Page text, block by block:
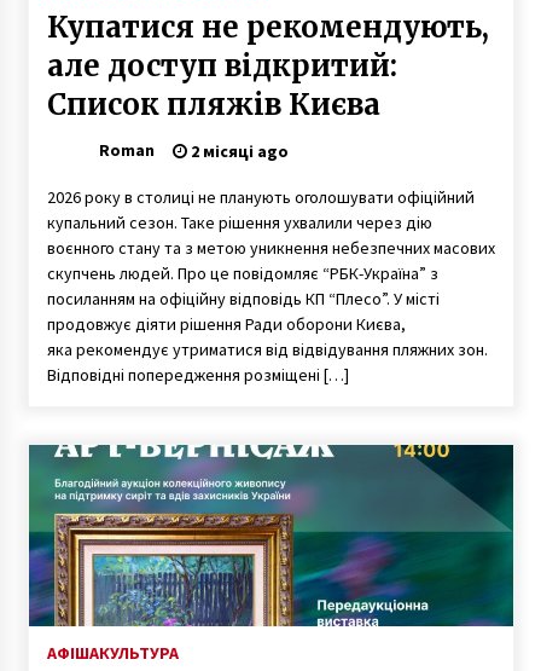
Купатися не рекомендують,
але доступ відкритий:
Список пляжів Києва
Roman 2 місяці ago
2026 року в столиці не планують оголошувати офіційний
купальний сезон. Таке рішення ухвалили через дію
воєнного стану та з метою уникнення небезпечних масових
скупчень людей. Про це повідомляє “РБК-Україна” з
посиланням на офіційну відповідь КП “Плесо”. У місті
продовжує діяти рішення Ради оборони Києва,
яка рекомендує утриматися від відвідування пляжних зон.
Відповідні попередження розміщені […]
АФІШАКУЛЬТУРА